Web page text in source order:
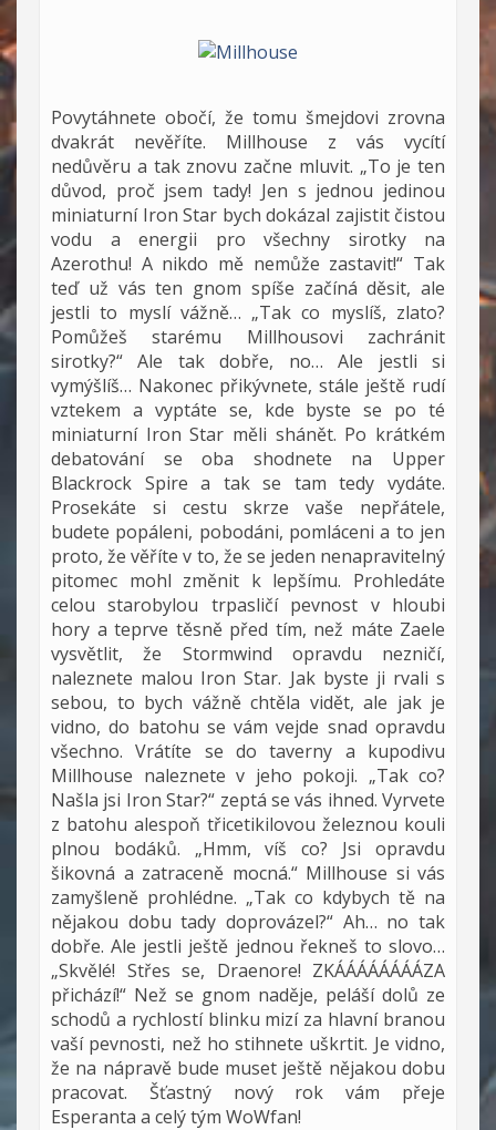
Povytáhnete obočí, že tomu šmejdovi zrovna
dvakrát nevěříte. Millhouse z vás vycítí
nedůvěru a tak znovu začne mluvit. „To je ten
důvod, proč jsem tady! Jen s jednou jedinou
miniaturní Iron Star bych dokázal zajistit čistou
vodu a energii pro všechny sirotky na
Azerothu! A nikdo mě nemůže zastavit!“ Tak
teď už vás ten gnom spíše začíná děsit, ale
jestli to myslí vážně… „Tak co myslíš, zlato?
Pomůžeš starému Millhousovi zachránit
sirotky?“ Ale tak dobře, no… Ale jestli si
vymýšlíš… Nakonec přikývnete, stále ještě rudí
vztekem a vyptáte se, kde byste se po té
miniaturní Iron Star měli shánět. Po krátkém
debatování se oba shodnete na Upper
Blackrock Spire a tak se tam tedy vydáte.
Prosekáte si cestu skrze vaše nepřátele,
budete popáleni, pobodáni, pomláceni a to jen
proto, že věříte v to, že se jeden nenapravitelný
pitomec mohl změnit k lepšímu. Prohledáte
celou starobylou trpasličí pevnost v hloubi
hory a teprve těsně před tím, než máte Zaele
vysvětlit, že Stormwind opravdu nezničí,
naleznete malou Iron Star. Jak byste ji rvali s
sebou, to bych vážně chtěla vidět, ale jak je
vidno, do batohu se vám vejde snad opravdu
všechno. Vrátíte se do taverny a kupodivu
Millhouse naleznete v jeho pokoji. „Tak co?
Našla jsi Iron Star?“ zeptá se vás ihned. Vyrvete
z batohu alespoň třicetikilovou železnou kouli
plnou bodáků. „Hmm, víš co? Jsi opravdu
šikovná a zatraceně mocná.“ Millhouse si vás
zamyšleně prohlédne. „Tak co kdybych tě na
nějakou dobu tady doprovázel?“ Ah… no tak
dobře. Ale jestli ještě jednou řekneš to slovo…
„Skvělé! Střes se, Draenore! ZKÁÁÁÁÁÁÁÁZA
přichází!“ Než se gnom naděje, peláší dolů ze
schodů a rychlostí blinku mizí za hlavní branou
vaší pevnosti, než ho stihnete uškrtit. Je vidno,
že na nápravě bude muset ještě nějakou dobu
pracovat. Šťastný nový rok vám přeje
Esperanta a celý tým WoWfan!